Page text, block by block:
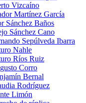
Vizcaíno
Martínez García
Sánchez Baños
Sánchez Cano
Sepúlveda Ibarra
Nahle
Ríos Ruiz
Corro
Bernal
Rodríguez
Limón